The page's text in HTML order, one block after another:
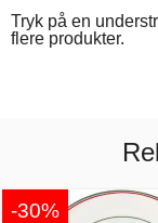
Tryk på en
flere produkter.
-30%